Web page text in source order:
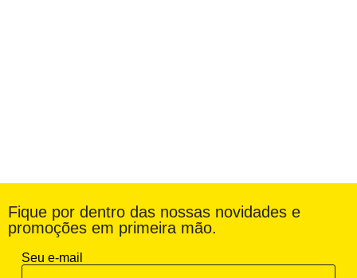
Fique por dentro das nossas novidades e
promoções em primeira mão.
Seu e-mail